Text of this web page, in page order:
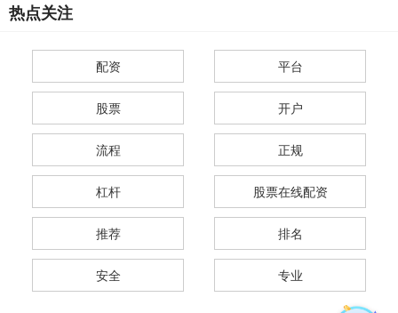
热点关注
配资 平台
股票 开户
流程 正规
杠杆 股票在线配资
推荐 排名
安全 专业